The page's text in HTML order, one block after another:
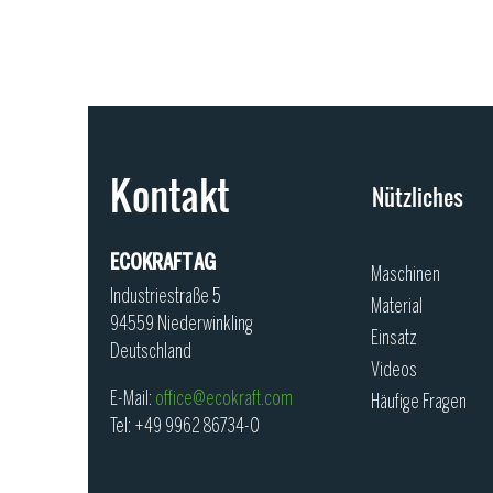
Kontakt
ECOKRAFT AG
Industriestraße 5
94559 Niederwinkling
Deutschland
E-Mail: office@ecokraft.com
Tel: +49 9962 86734-0
Nützliches
Maschinen
Material
Einsatz
Videos
Häufige Fragen